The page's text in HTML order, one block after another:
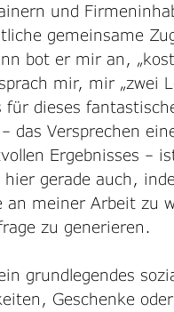
und
gemeinsame
bot er mir an,
mir, mir „zwei
dieses
das Versprechen
Ergebnisses –
gerade auch,
meiner Arbeit zu
zu generieren.
grundlegendes
Geschenke